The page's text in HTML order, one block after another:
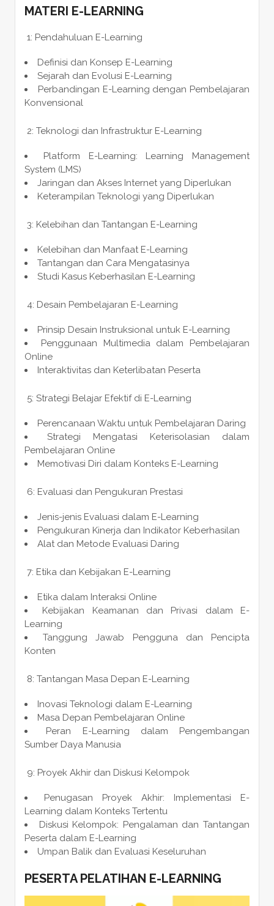
MATERI E-LEARNING
1: Pendahuluan E-Learning
Definisi dan Konsep E-Learning
Sejarah dan Evolusi E-Learning
Perbandingan E-Learning dengan Pembelajaran
Konvensional
2: Teknologi dan Infrastruktur E-Learning
Platform E-Learning: Learning Management
System (LMS)
Jaringan dan Akses Internet yang Diperlukan
Keterampilan Teknologi yang Diperlukan
3: Kelebihan dan Tantangan E-Learning
Kelebihan dan Manfaat E-Learning
Tantangan dan Cara Mengatasinya
Studi Kasus Keberhasilan E-Learning
4: Desain Pembelajaran E-Learning
Prinsip Desain Instruksional untuk E-Learning
Penggunaan Multimedia dalam Pembelajaran
Online
Interaktivitas dan Keterlibatan Peserta
5: Strategi Belajar Efektif di E-Learning
Perencanaan Waktu untuk Pembelajaran Daring
Strategi Mengatasi Keterisolasian dalam
Pembelajaran Online
Memotivasi Diri dalam Konteks E-Learning
6: Evaluasi dan Pengukuran Prestasi
Jenis-jenis Evaluasi dalam E-Learning
Pengukuran Kinerja dan Indikator Keberhasilan
Alat dan Metode Evaluasi Daring
7: Etika dan Kebijakan E-Learning
Etika dalam Interaksi Online
Kebijakan Keamanan dan Privasi dalam E-
Learning
Tanggung Jawab Pengguna dan Pencipta
Konten
8: Tantangan Masa Depan E-Learning
Inovasi Teknologi dalam E-Learning
Masa Depan Pembelajaran Online
Peran E-Learning dalam Pengembangan
Sumber Daya Manusia
9: Proyek Akhir dan Diskusi Kelompok
Penugasan Proyek Akhir: Implementasi E-
Learning dalam Konteks Tertentu
Diskusi Kelompok: Pengalaman dan Tantangan
Peserta dalam E-Learning
Umpan Balik dan Evaluasi Keseluruhan
PESERTA PELATIHAN E-LEARNING